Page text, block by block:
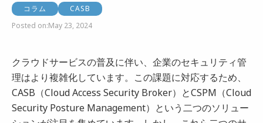
コラム
CASB
Posted on:May 23, 2024
クラウドサービスの普及に伴い、企業のセキュリティ管
理はより複雑化しています。この課題に対応するため、
CASB（Cloud Access Security Broker）とCSPM（Cloud
Security Posture Management）という二つのソリュー